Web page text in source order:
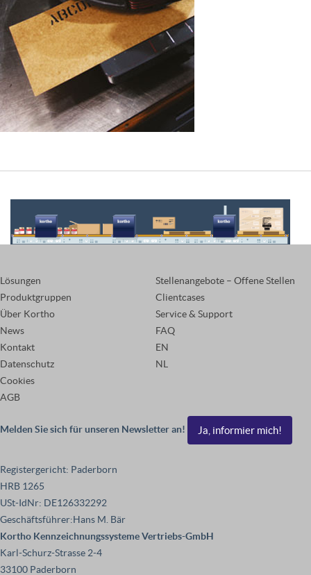
Lösungen
Produktgruppen
Über Kortho
News
Kontakt
Datenschutz
Cookies
AGB
Stellenangebote – Offene Stellen
Clientcases
Service & Support
FAQ
EN
NL
Melden Sie sich für unseren Newsletter an! Ja, informier mich!
Registergericht: Paderborn
HRB 1265
USt-IdNr: DE126332292
Geschäftsführer:Hans M. Bär
Kortho Kennzeichnungssysteme Vertriebs-GmbH
Karl-Schurz-Strasse 2-4
33100 Paderborn